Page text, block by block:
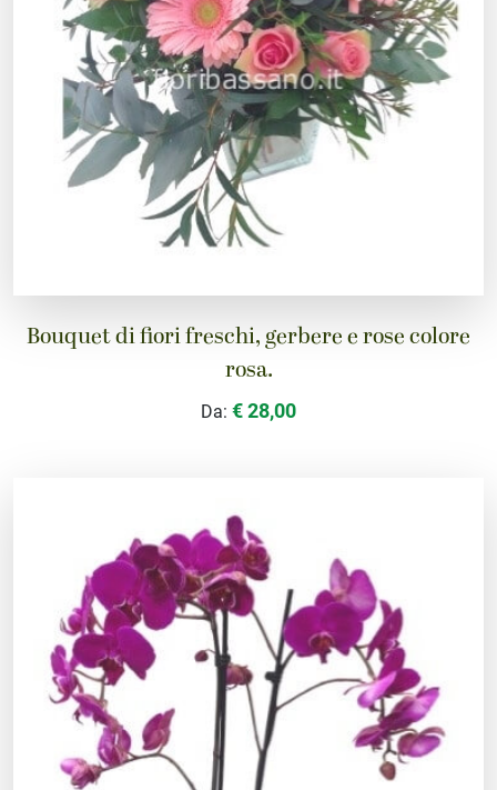
Bouquet di fiori freschi, gerbere e rose colore
rosa.
Da: € 28,00